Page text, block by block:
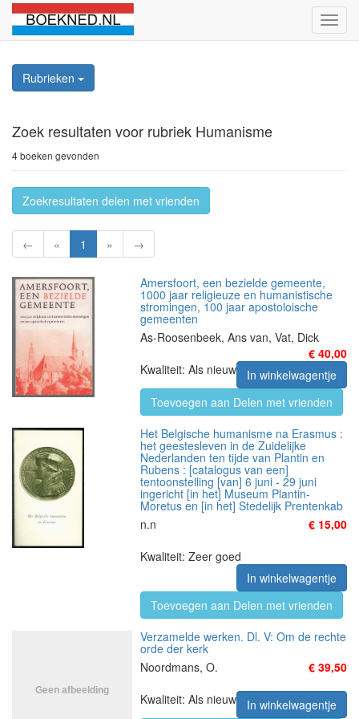
Rubrieken
Zoek resultaten voor rubriek Humanisme
4 boeken gevonden
Zoekresultaten delen met vrienden
← « 1 » →
Amersfoort, een bezielde gemeente,
1000 jaar religieuze en humanistische
stromingen, 100 jaar apostoloische
gemeenten
As-Roosenbeek, Ans van, Vat, Dick
€ 40,00
Kwaliteit: Als nieuw
In winkelwagentje
Toevoegen aan Delen met vrienden
Het Belgische humanisme na Erasmus :
het geestesleven in de Zuidelijke
Nederlanden ten tijde van Plantin en
Rubens : [catalogus van een]
tentoonstelling [van] 6 juni - 29 juni
ingericht [in het] Museum Plantin-
Moretus en [in het] Stedelijk Prentenkab
n.n
€ 15,00
Kwaliteit: Zeer goed
In winkelwagentje
Toevoegen aan Delen met vrienden
Verzamelde werken. Dl. V: Om de rechte
orde der kerk
Noordmans, O.
€ 39,50
Kwaliteit: Als nieuw
In winkelwagentje